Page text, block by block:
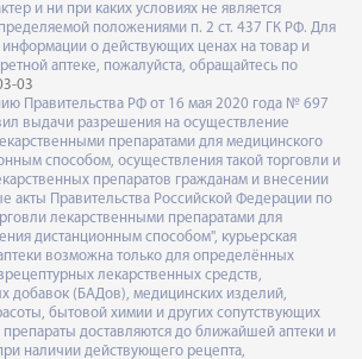
и ни при каких условиях не является
положениями п. 2 ст. 437 ГК РФ. Для
о действующих ценах на товар и
аптеке, пожалуйста, обращайтесь по
03
Правительства РФ от 16 мая 2020 года № 697
выдачи разрешения на осуществление
препаратами для медицинского
способом, осуществления такой торговли и
препаратов гражданам и внесении
акты Правительства Российской Федерации по
лекарственными препаратами для
дистанционным способом", курьерская
возможна только для определённых
лекарственных средств,
добавок (БАДов), медицинских изделий,
бытовой химии и других сопутствующих
доставляются до ближайшей аптеки и
наличии действующего рецепта,